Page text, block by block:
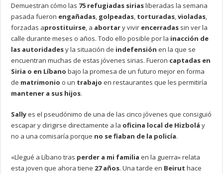
Demuestran cómo las 75 refugiadas siriasliberadas la semana
pasada fueron engañadas, golpeadas, torturadas,violadas,
forzadas aprostituirse, a abortary vivir encerradas sin ver la
calle durante meses o años. Todo ello posible por la inacción de
las autoridadesy la situación de indefensiónen la que se
encuentran muchas de estas jóvenes sirias. Fueron captadas en
Siria o en Líbano bajo la promesa de un futuro mejor en forma
de matrimonio o un trabajoen restaurantes que les permitiría
mantener a sus hijos.
Sallyes el pseudónimo de una de las cinco jóvenes que consiguió
escapar y dirigirse directamente a la oficina local de Hizbolá y
no a una comisaría porque no se fiaban de la policía.
«Llegué a Líbano tras perder a mi familia en la guerra» relata
esta joven que ahora tiene 27 años. Una tarde en Beiruthace